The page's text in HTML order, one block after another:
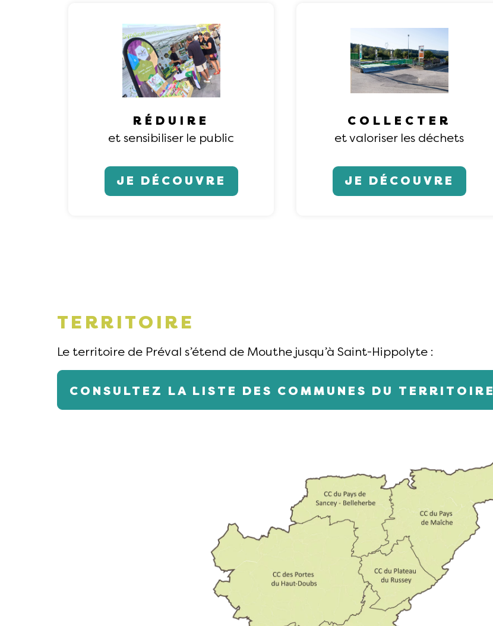
RÉDUIRE
et sensibiliser le public
JE DÉCOUVRE
COLLECTER
et valoriser les déchets
JE DÉCOUVRE
TERRITOIRE
Le territoire de Préval s’étend de Mouthe jusqu’à Saint-Hippolyte :
CONSULTEZ LA LISTE DES COMMUNES DU TERRITOIRE